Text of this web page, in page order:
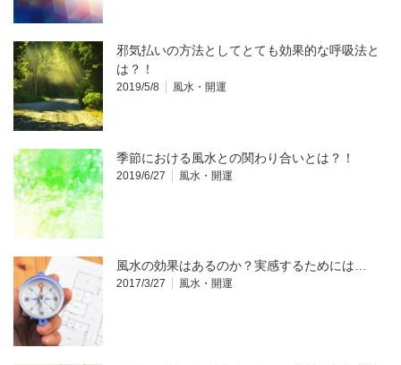
邪気払いの方法としてとても効果的な呼吸法と
は？！
2019/5/8 風水・開運
季節における風水との関わり合いとは？！
2019/6/27 風水・開運
風水の効果はあるのか？実感するためには…
2017/3/27 風水・開運